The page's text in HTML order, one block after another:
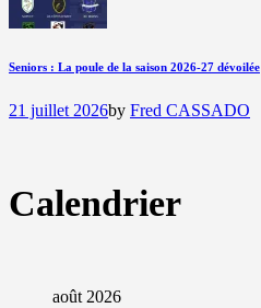
Seniors : La poule de la saison 2026-27 dévoilée
21 juillet 2026by Fred CASSADO
Calendrier
août 2026